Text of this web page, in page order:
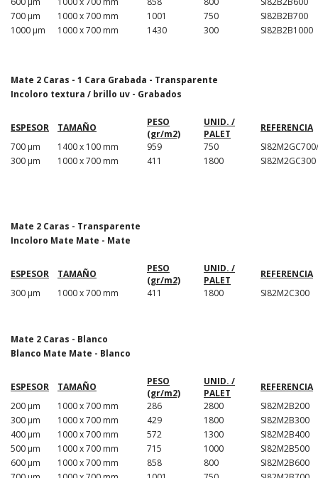
700 µm
1000 x 700 mm 1001 750
SI82B2B700
1000 µm
1000 x 700 mm 1430 300 SI82B2B1000
Mate 2 Caras - 1 Cara Grabada - Transparente
Incoloro textura / brillo uv - Grabados
ESPESOR TAMAÑO
PESO
(gr/m2)
UNID. /
PALET
REFERENCIA
700 µm
1400 x 100 mm 959 750
300 µm
1000 x 700 mm 411 1800 SI82M2GC300
Mate 2 Caras - Transparente
Incoloro Mate Mate - Mate
ESPESOR TAMAÑO
PESO
(gr/m2)
UNID. /
PALET
REFERENCIA
300 µm
1000 x 700 mm 411 1800 SI82M2C300
Mate 2 Caras - Blanco
Blanco Mate Mate - Blanco
ESPESOR TAMAÑO
PESO
(gr/m2)
UNID. /
PALET
REFERENCIA
200 µm
1000 x 700 mm 286 2800
SI82M2B200
300 µm
1000 x 700 mm 429 1800
SI82M2B300
400 µm
1000 x 700 mm 572 1300
SI82M2B400
500 µm
1000 x 700 mm 715 1000
SI82M2B500
600 µm
1000 x 700 mm 858 800
SI82M2B600